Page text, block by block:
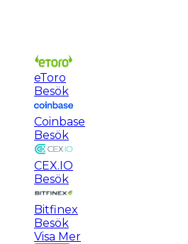
eToro
Besök
Coinbase
Besök
CEX.IO
Besök
Bitfinex
Besök
Visa Mer